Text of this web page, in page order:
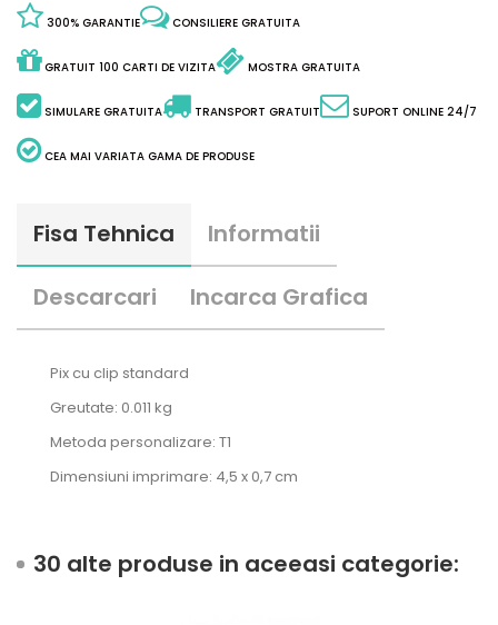
300% GARANTIE CONSILIERE GRATUITA
GRATUIT 100 CARTI DE VIZITA MOSTRA GRATUITA
SIMULARE GRATUITA TRANSPORT GRATUIT SUPORT ONLINE 24/7
CEA MAI VARIATA GAMA DE PRODUSE
Fisa Tehnica Informatii
Descarcari Incarca Grafica
Pix cu clip standard
Greutate: 0.011 kg
Metoda personalizare: T1
Dimensiuni imprimare: 4,5 x 0,7 cm
30 alte produse in aceeasi categorie: